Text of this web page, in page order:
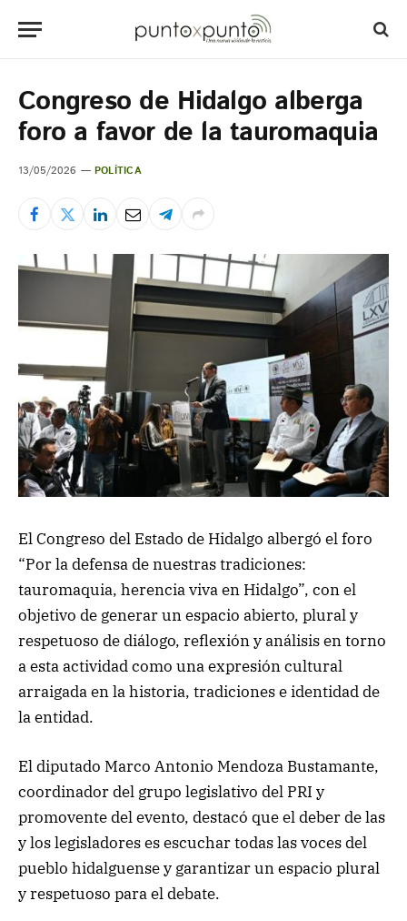
Congreso de Hidalgo alberga
foro a favor de la tauromaquia
13/05/2026 POLÍTICA
El Congreso del Estado de Hidalgo albergó el foro
“Por la defensa de nuestras tradiciones:
tauromaquia, herencia viva en Hidalgo”, con el
objetivo de generar un espacio abierto, plural y
respetuoso de diálogo, reflexión y análisis en torno
a esta actividad como una expresión cultural
arraigada en la historia, tradiciones e identidad de
la entidad.
El diputado Marco Antonio Mendoza Bustamante,
coordinador del grupo legislativo del PRI y
promovente del evento, destacó que el deber de las
y los legisladores es escuchar todas las voces del
pueblo hidalguense y garantizar un espacio plural
y respetuoso para el debate.